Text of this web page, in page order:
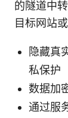
的隧道中
目标网站
隐藏真
私保护
数据加
通过服